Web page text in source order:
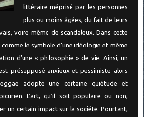
littéraire méprisé par les personnes
plus ou moins âgées, du fait de leurs
voire même de scandaleux. Dans cette
le symbole d’une idéologie et même
d’une « philosophie » de vie. Ainsi, un
présupposé anxieux et pessimiste alors
adopte une certaine quiétude et
L’art, qu’il soit populaire ou non,
un certain impact sur la société. Pourtant,